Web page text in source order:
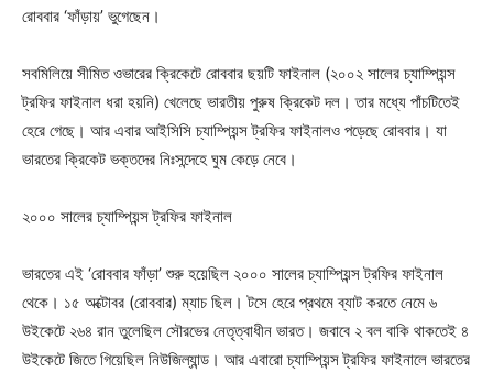
রোববার ‘ফাঁড়ায়’ ভুগেছেন।
সবমিলিয়ে সীমিত ওভারের ক্রিকেটে রোববার ছয়টি ফাইনাল (২০০২ সালের চ্যাম্পিয়ন্স
ট্রফির ফাইনাল ধরা হয়নি) খেলেছে ভারতীয় পুরুষ ক্রিকেট দল। তার মধ্যে পাঁচটিতেই
হেরে গেছে। আর এবার আইসিসি চ্যাম্পিয়ন্স ট্রফির ফাইনালও পড়েছে রোববার। যা
ভারতের ক্রিকেট ভক্তদের নিঃসন্দেহে ঘুম কেড়ে নেবে।
২০০০ সালের চ্যাম্পিয়ন্স ট্রফির ফাইনাল
ভারতের এই ‘রোববার ফাঁড়া’ শুরু হয়েছিল ২০০০ সালের চ্যাম্পিয়ন্স ট্রফির ফাইনাল
থেকে। ১৫ অক্টোবর (রোববার) ম্যাচ ছিল। টসে হেরে প্রথমে ব্যাট করতে নেমে ৬
উইকেটে ২৬৪ রান তুলেছিল সৌরভের নেতৃত্বাধীন ভারত। জবাবে ২ বল বাকি থাকতেই ৪
উইকেটে জিতে গিয়েছিল নিউজিল্যান্ড। আর এবারো চ্যাম্পিয়ন্স ট্রফির ফাইনালে ভারতের